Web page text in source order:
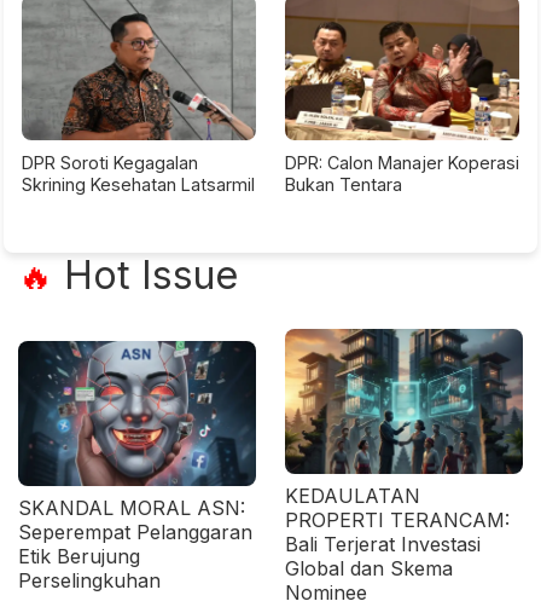
DPR Soroti Kegagalan
Skrining Kesehatan Latsarmil
DPR: Calon Manajer Koperasi
Bukan Tentara
🔥 Hot Issue
SKANDAL MORAL ASN:
Seperempat Pelanggaran
Etik Berujung
Perselingkuhan
KEDAULATAN
PROPERTI TERANCAM:
Bali Terjerat Investasi
Global dan Skema
Nominee